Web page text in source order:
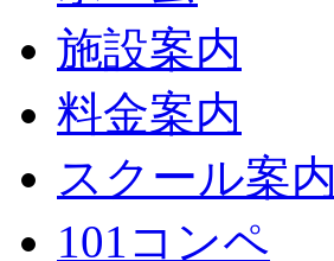
施設案内
料金案内
スクール案内
101コンペ